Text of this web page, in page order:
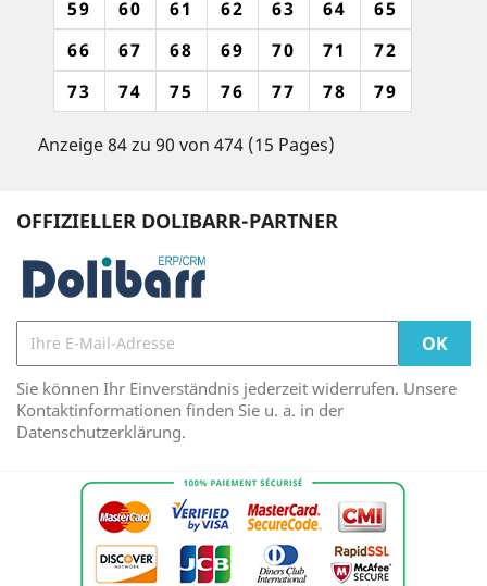
59
60 61 62 63 64
65
66
67 68 69 70 71
72
73
74 75 76 77 78 79
Anzeige 84 zu 90 von 474 (15 Pages)
OFFIZIELLER DOLIBARR-PARTNER
Sie können Ihr Einverständnis jederzeit widerrufen. Unsere
Kontaktinformationen finden Sie u. a. in der
Datenschutzerklärung.